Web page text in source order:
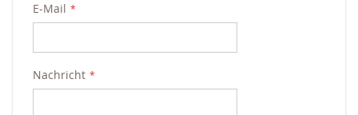
E-Mail
Nachricht